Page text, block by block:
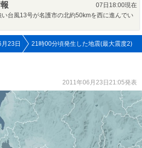
07日18:00現在
い台風13号が名護市の北約50kmを西に進んでい
23日 21時00分頃発生した地震(最大震度2)
2011年06月23日21:05発表